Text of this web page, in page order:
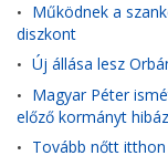
• Működnek a
diszkont
• Új állása lesz
• Magyar Péter
előző kormányt
• Tovább nőtt